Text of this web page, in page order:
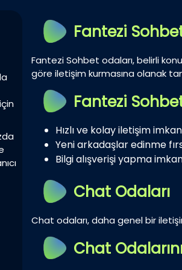
Fantezi
Fantezi Sohbet odaları, belirli
göre iletişim kurmasına olanak
Fantezi
Hızlı ve kolay iletişim
Yeni arkadaşlar edinme
Bilgi alışverişi yapma
Chat Odaları
Chat odaları, daha genel bir
Chat